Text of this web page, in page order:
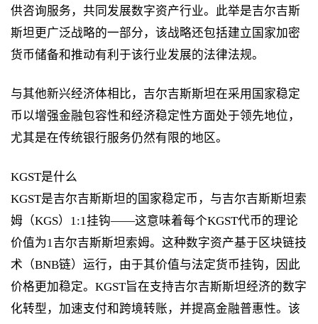
供咨询服务，共同发展数字资产行业。此举是吉尔吉斯
斯坦更广泛战略的一部分，该战略还包括建立国家加密
货币储备和推动有利于该行业发展的法律法规。
与其他新兴经济体相比，吉尔吉斯斯坦在采用国家稳定
币以增强金融包容性和经济稳定性方面处于领先地位，
尤其是在传统银行服务仍然有限的地区。
KGST是什么
KGST是吉尔吉斯斯坦的国家稳定币，与吉尔吉斯斯坦索
姆（KGS）1:1挂钩——这意味着每个KGST代币的理论
价值为1吉尔吉斯斯坦索姆。这种数字资产基于区块链技
术（BNB链）运行，由于其价值与法定货币挂钩，因此
价格更加稳定。KGST旨在支持吉尔吉斯斯坦经济的数字
化转型，加速支付和跨境转账，并提高金融普惠性。该